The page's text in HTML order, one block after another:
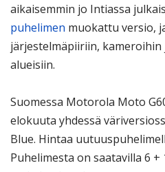
aikaisemmin jo Intiassa
puhelimen muokattu versio,
järjestelmäpiiriin, kameroihin
alueisiin.
Suomessa Motorola Moto
elokuuta yhdessä
Blue. Hintaa
Puhelimesta on saatavilla 6 +